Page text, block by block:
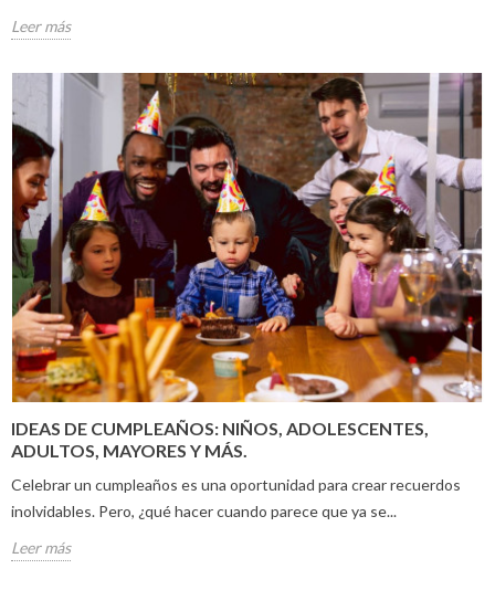
Leer más
IDEAS DE CUMPLEAÑOS: NIÑOS, ADOLESCENTES,
ADULTOS, MAYORES Y MÁS.
Celebrar un cumpleaños es una oportunidad para crear recuerdos
inolvidables. Pero, ¿qué hacer cuando parece que ya se...
Leer más